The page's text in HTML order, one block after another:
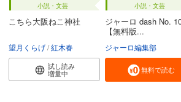
小説・文芸
こちら大阪ねこ神社
望月くらげ 紅木春
試し読み
増量中
小説・文芸
ジャーロ dash No.
【無料版...
ジャーロ編集部
無料で読む